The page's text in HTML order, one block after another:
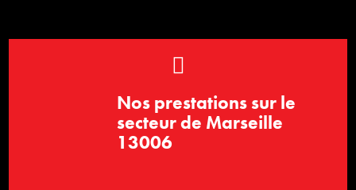
Nos prestations sur le
secteur de Marseille
13006